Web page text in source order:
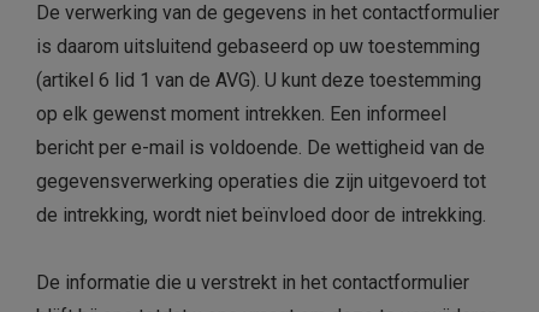
De verwerking van de gegevens in het contactformulier
is daarom uitsluitend gebaseerd op uw toestemming
(artikel 6 lid 1 van de AVG). U kunt deze toestemming
op elk gewenst moment intrekken. Een informeel
bericht per e-mail is voldoende. De wettigheid van de
gegevensverwerking operaties die zijn uitgevoerd tot
de intrekking, wordt niet beïnvloed door de intrekking.
De informatie die u verstrekt in het contactformulier